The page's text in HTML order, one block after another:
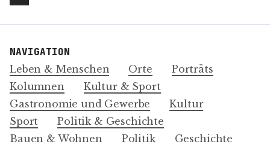
NAVIGATION
Leben & Menschen Orte
Porträts
Kolumnen
Kultur & Sport
Gastronomie und Gewerbe
Kultur
Sport
Politik & Geschichte
Bauen & Wohnen
Politik Geschichte